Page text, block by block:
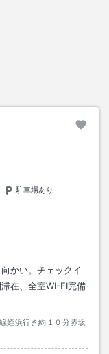
駐車場あり
かい。チェックイ
在、全室WI-FI完備
姪浜行き約１０分赤坂